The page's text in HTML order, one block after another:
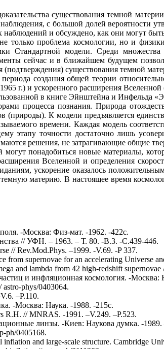
существования темной
с большой долей вероятности
наблюдений и обсуждено, как они могут
только проблема космологии, но и
Стандартной модели. Среди
сейчас и в ближайшем будущем
существования темной
периода создания общей теории
г.) и ускоренного расширения
в книге Эйнштейна и Инфельда
процесса познания. Природа
(природы). К модели предъявляется
времени. Каждая модель
этапу точности достаточно лишь
решения, не затрагивающие общие
понадобиться новые материалы,
Вселенной и определения
ускорение оказалось
материю. В настоящее время
-Москва: Физ-мат. -1962. -422с.
// УФН. – 1963. – Т. 80. -В.3. -С.439-446.
// Rev.Mod.Phys. –1999. -V.69. -P 337.
from supernovae for an accelerating Universe
and lambda from 42 high-redshift
и инфляционная космология. -Москва:
phys/0403064.
–P.110.
-Москва: Наука. -1988. -215с.
R.H. // MNRAS. -1991. –V.249. –P.523.
линзы. -Киев: Наукова думка. -1989.
ph/0405168.
and large-scale structure. Cambridge